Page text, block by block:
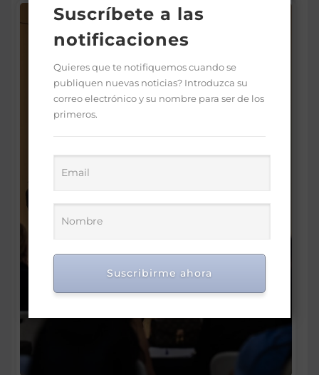
Suscríbete a las
notificaciones
Quieres que te notifiquemos cuando se
publiquen nuevas noticias? Introduzca su
correo electrónico y su nombre para ser de los
primeros.
Suscribirme ahora